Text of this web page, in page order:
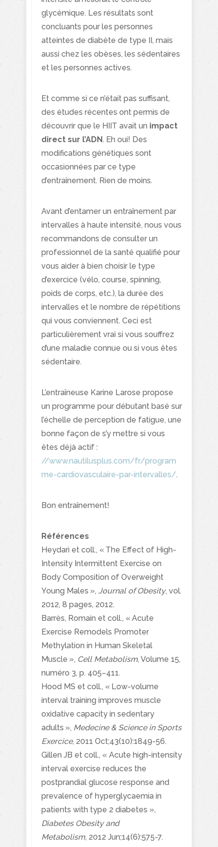
glycémique. Les résultats sont
concluants pour les personnes
atteintes de diabète de type II, mais
aussi chez les obèses, les sédentaires
et les personnes actives.
Et comme si ce n’était pas suffisant,
des études récentes ont permis de
découvrir que le HIIT avait un impact
direct sur l’ADN. Eh oui! Des
modifications génétiques sont
occasionnées par ce type
d’entraînement. Rien de moins.
Avant d’entamer un entraînement par
intervalles à haute intensité, nous vous
recommandons de consulter un
professionnel de la santé qualifié pour
vous aider à bien choisir le type
d’exercice (vélo, course, spinning,
poids de corps, etc.), la durée des
intervalles et le nombre de répétitions
qui vous conviennent. Ceci est
particulièrement vrai si vous souffrez
d’une maladie connue ou si vous êtes
sédentaire.
L’entraîneuse Karine Larose propose
un programme pour débutant basé sur
l’échelle de perception de fatigue, une
bonne façon de s’y mettre si vous
êtes déjà actif :
//www.nautilusplus.com/fr/program
me-cardiovasculaire-par-intervalles/.
Bon entraînement!
Références
Heydari et coll., « The Effect of High-
Intensity Intermittent Exercise on
Body Composition of Overweight
Young Males », Journal of Obesity, vol.
2012, 8 pages, 2012.
Barrès, Romain et coll., « Acute
Exercise Remodels Promoter
Methylation in Human Skeletal
Muscle », Cell Metabolism, Volume 15,
numéro 3, p. 405–411.
Hood MS et coll., « Low-volume
interval training improves muscle
oxidative capacity in sedentary
adults », Medecine & Science in Sports
Exercice, 2011 Oct;43(10):1849-56.
Gillen JB et coll., « Acute high-intensity
interval exercise reduces the
postprandial glucose response and
prevalence of hyperglycaemia in
patients with type 2 diabetes »,
Diabetes Obesity and
Metabolism, 2012 Jun;14(6):575-7.